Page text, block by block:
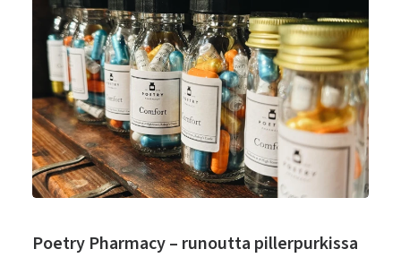
Poetry Pharmacy – runoutta pillerpurkissa